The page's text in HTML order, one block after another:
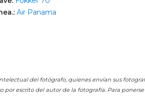
Air Panama
del fotógrafo, quienes envían sus
escrito del autor de la fotografía. Para